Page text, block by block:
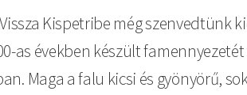
Kispetribe még szenvedtünk
években készült
Maga a falu kicsi és gyönyörű,